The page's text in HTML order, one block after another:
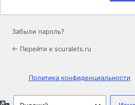
Забыли пароль?
← Перейти к scuralets.ru
Политика конфиденциальности